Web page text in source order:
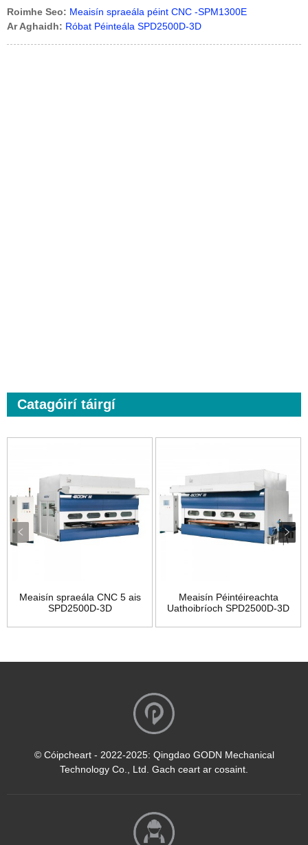
Roimhe Seo: Meaisín spraeála péint CNC -SPM1300E
Ar Aghaidh: Róbat Péinteála SPD2500D-3D
Catagóirí táirgí
Meaisín spraeála CNC 5 ais
SPD2500D-3D
Meaisín Péintéireachta
Uathoibríoch SPD2500D-3D
© Cóipcheart - 2022-2025: Qingdao GODN Mechanical
Technology Co., Ltd. Gach ceart ar cosaint.